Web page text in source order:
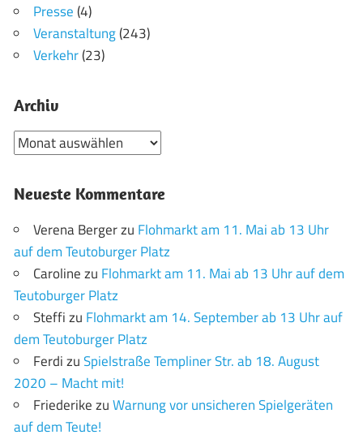
Presse(4)
Veranstaltung(243)
Verkehr(23)
Archiv
Archiv
Neueste Kommentare
Verena Bergerzu Flohmarkt am 11. Mai ab 13 Uhr
auf dem Teutoburger Platz
Carolinezu Flohmarkt am 11. Mai ab 13 Uhr auf dem
Teutoburger Platz
Steffizu Flohmarkt am 14. September ab 13 Uhr auf
dem Teutoburger Platz
FerdizuSpielstraße Templiner Str. ab 18. August
2020 – Macht mit!
FriederikezuWarnung vor unsicheren Spielgeräten
auf dem Teute!